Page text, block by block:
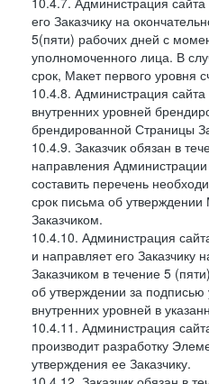
его Заказчику на
5(пяти) рабочих дней с
уполномоченного лица. В
срок, Макет первого уровня
10.4.8. Администрация
внутренних уровней
брендированной Страницы
10.4.9. Заказчик обязан в
направления
составить перечень
срок письма об
Заказчиком.
10.4.10. Администрация
и направляет его Заказчику
Заказчиком в течение 5
об утверждении за
внутренних уровней в
10.4.11. Администрация
производит разработку
утверждения ее Заказчику.